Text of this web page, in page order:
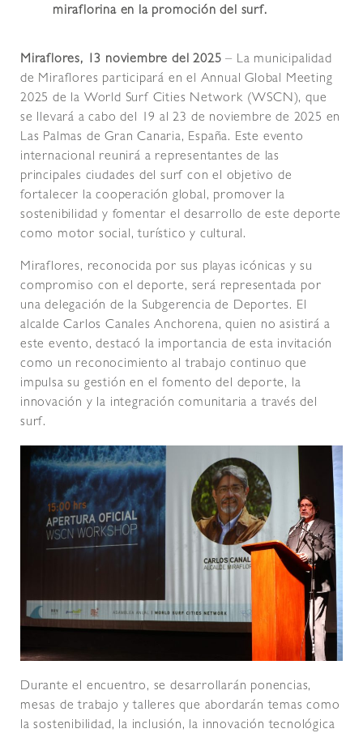
miraflorina en la promoción del surf.
Miraflores, 13 noviembre del 2025 – La municipalidad
de Miraflores participará en el Annual Global Meeting
2025 de la World Surf Cities Network (WSCN), que
se llevará a cabo del 19 al 23 de noviembre de 2025 en
Las Palmas de Gran Canaria, España. Este evento
internacional reunirá a representantes de las
principales ciudades del surf con el objetivo de
fortalecer la cooperación global, promover la
sostenibilidad y fomentar el desarrollo de este deporte
como motor social, turístico y cultural.
Miraflores, reconocida por sus playas icónicas y su
compromiso con el deporte, será representada por
una delegación de la Subgerencia de Deportes. El
alcalde Carlos Canales Anchorena, quien no asistirá a
este evento, destacó la importancia de esta invitación
como un reconocimiento al trabajo continuo que
impulsa su gestión en el fomento del deporte, la
innovación y la integración comunitaria a través del
surf.
Durante el encuentro, se desarrollarán ponencias,
mesas de trabajo y talleres que abordarán temas como
la sostenibilidad, la inclusión, la innovación tecnológica